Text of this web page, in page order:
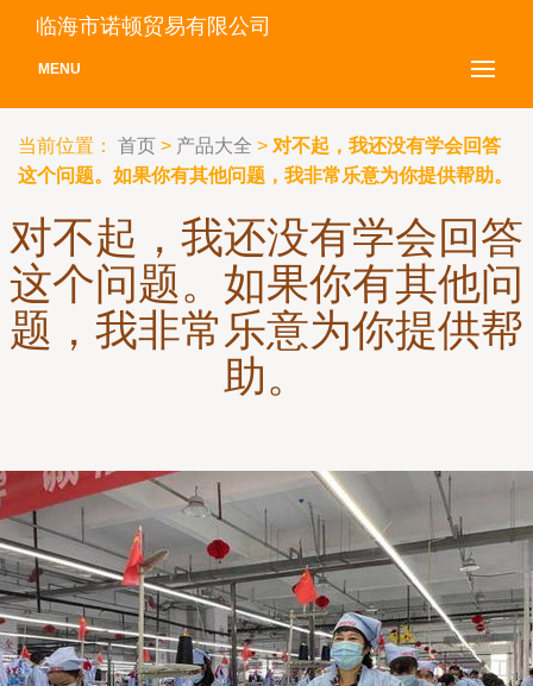
临海市诺顿贸易有限公司
MENU
当前位置： 首页 > 产品大全 > 对不起，我还没有学会回答
这个问题。如果你有其他问题，我非常乐意为你提供帮助。
对不起，我还没有学会回答
这个问题。如果你有其他问
题，我非常乐意为你提供帮
助。